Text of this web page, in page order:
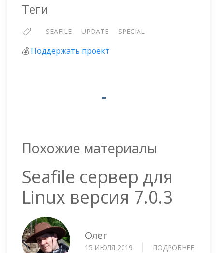
Теги
SEAFILE UPDATE SPECIAL
💰 Поддержать проект
Похожие материалы
Seafile сервер для
Linux версия 7.0.3
Олег
15 ИЮЛЯ 2019 ПОДРОБНЕЕ